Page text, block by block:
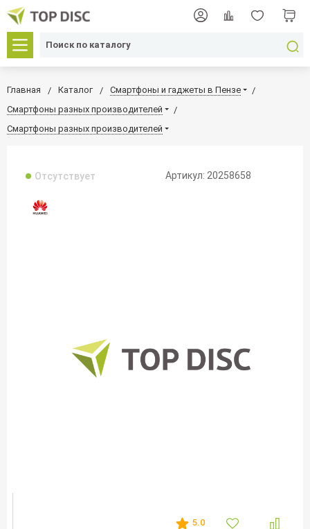
Главная Каталог
Смартфоны и гаджеты в Пензе
Смартфоны разных производителей
Смартфоны разных производителей
Отсутствует Артикул: 20258658
5.0